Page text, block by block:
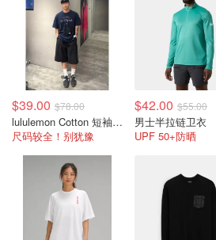
$39.00 $78.00
lululemon Cotton 短袖T恤 男款
尺码较全！别犹豫
$42.00 $55.00
男士半拉链卫衣
UPF 50+防晒